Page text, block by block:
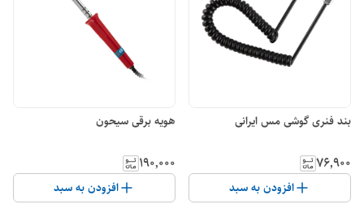
بند فنری گوشی مس ایرانی
۷۶٬۹۰۰
افزودن به سبد
هویه برقی سیحون
۱۹۰٬۰۰۰
افزودن به سبد